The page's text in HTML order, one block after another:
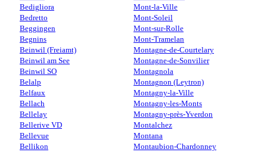
Bedigliora
Bedretto
Beggingen
Begnins
Beinwil (Freiamt)
Beinwil am See
Beinwil SO
Belalp
Belfaux
Bellach
Bellelay
Bellerive VD
Bellevue
Bellikon
Mont-la-Ville
Mont-Soleil
Mont-sur-Rolle
Mont-Tramelan
Montagne-de-Courtelary
Montagne-de-Sonvilier
Montagnola
Montagnon (Leytron)
Montagny-la-Ville
Montagny-les-Monts
Montagny-près-Yverdon
Montalchez
Montana
Montaubion-Chardonney